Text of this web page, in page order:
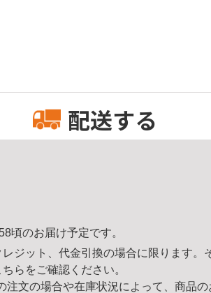
配送する
頃のお届け予定です。
ジット、代金引換の場合に限ります。
ちら をご確認ください。
注文の場合や在庫状況によって、商品の